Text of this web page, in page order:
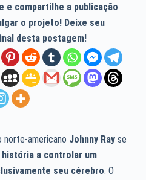
e compartilhe a publicação
o projeto! Deixe seu
desta postagem!
norte-americano Johnny Rayse
a controlar um
seu cérebro. O